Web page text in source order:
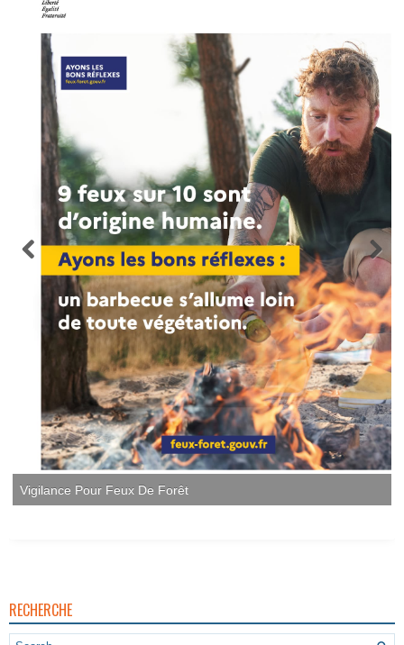
Vigilance Pour Feux De Forêt
RECHERCHE